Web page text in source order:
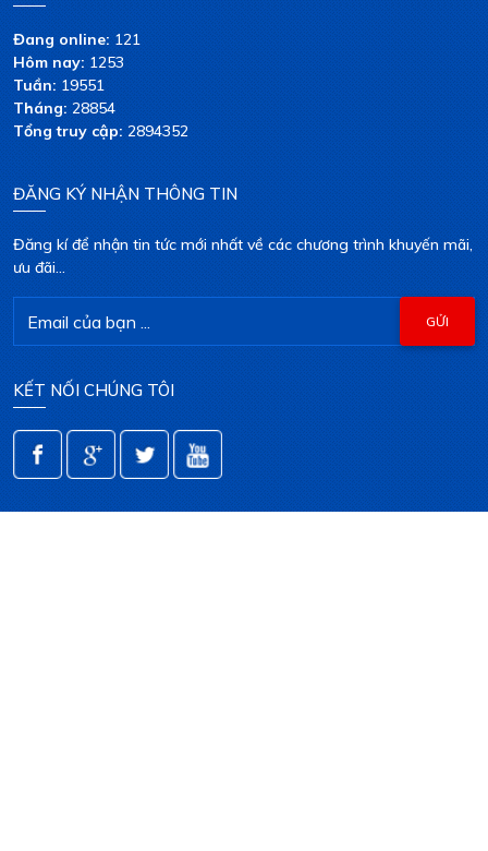
Đang online:121
Hôm nay:1253
Tuần:19551
Tháng:28854
Tổng truy cập:2894352
ĐĂNG KÝ NHẬN THÔNG TIN
Đăng kí để nhận tin tức mới nhất về các chương trình khuyến mãi,
ưu đãi...
KẾT NỐI CHÚNG TÔI